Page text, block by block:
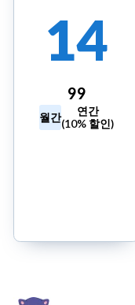
14
99
월간
연간
(10% 할인)